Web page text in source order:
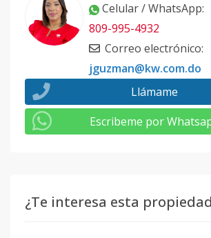
Celular / WhatsApp:
809-995-4932
Correo electrónico:
jguzman@kw.com.do
Llámame
Escribeme por
¿Te interesa esta